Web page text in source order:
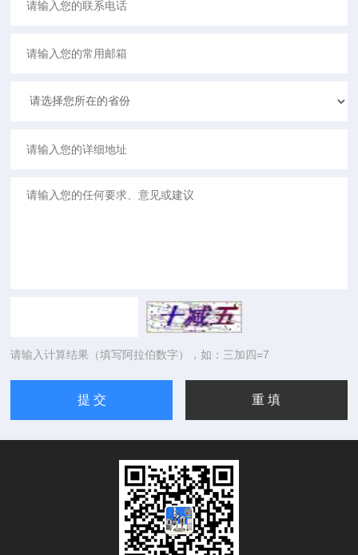
请输入计算结果（填写阿拉伯数字），如：三加四=7